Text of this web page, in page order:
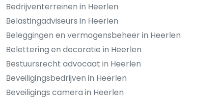
Bedrijventerreinen in Heerlen
Belastingadviseurs in Heerlen
Beleggingen en vermogensbeheer in Heerlen
Belettering en decoratie in Heerlen
Bestuursrecht advocaat in Heerlen
Beveiligingsbedrijven in Heerlen
Beveiligings camera in Heerlen